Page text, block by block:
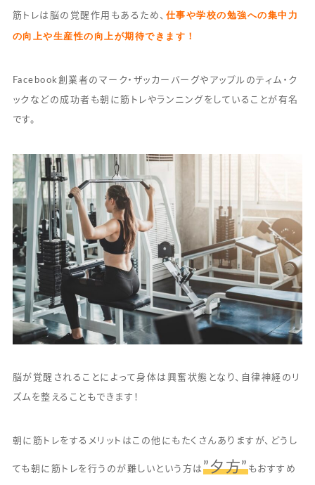
筋トレは脳の覚醒作用もあるため、 仕事や学校の勉強への集中力
の向上や生産性の向上が期待できます！
Facebook創業者のマーク・ザッカーバーグやアップルのティム・ク
ックなどの成功者も朝に筋トレやランニングをしていることが有名
です。
脳が覚醒されることによって身体は興奮状態となり、自律神経のリ
ズムを整えることもできます！
朝に筋トレをするメリットはこの他にもたくさんありますが、どうし
ても朝に筋トレを行うのが難しいという方は ”夕方”もおすすめ